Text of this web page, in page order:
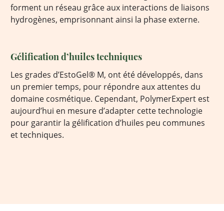
forment un réseau grâce aux interactions de liaisons
hydrogènes, emprisonnant ainsi la phase externe.
Gélification d’huiles techniques
Les grades d’EstoGel® M, ont été développés, dans
un premier temps, pour répondre aux attentes du
domaine cosmétique. Cependant, PolymerExpert est
aujourd’hui en mesure d’adapter cette technologie
pour garantir la gélification d’huiles peu communes
et techniques.